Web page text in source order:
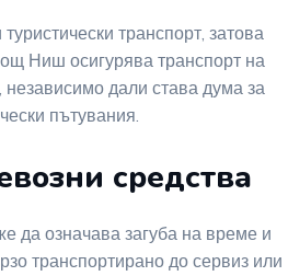
транспорт, затова
Ниш осигурява транспорт на
дали става дума за
пътувания.
средства
да означава загуба на време и
транспортирано до сервиз или